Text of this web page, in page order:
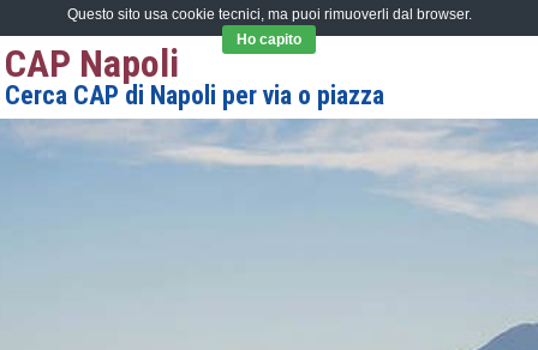
CAP Napoli
Cerca CAP di Napoli per via o piazza
Questo sito usa cookie tecnici, ma puoi rimuoverli dal browser.
Ho capito